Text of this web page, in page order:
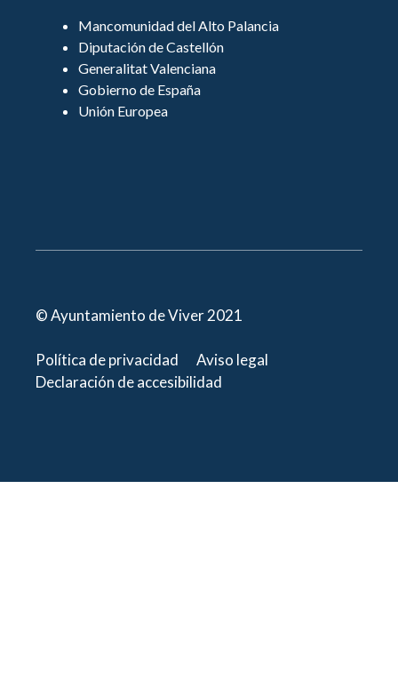
Mancomunidad del Alto Palancia
Diputación de Castellón
Generalitat Valenciana
Gobierno de España
Unión Europea
© Ayuntamiento de Viver 2021
Política de privacidad
Aviso legal
Declaración de accesibilidad